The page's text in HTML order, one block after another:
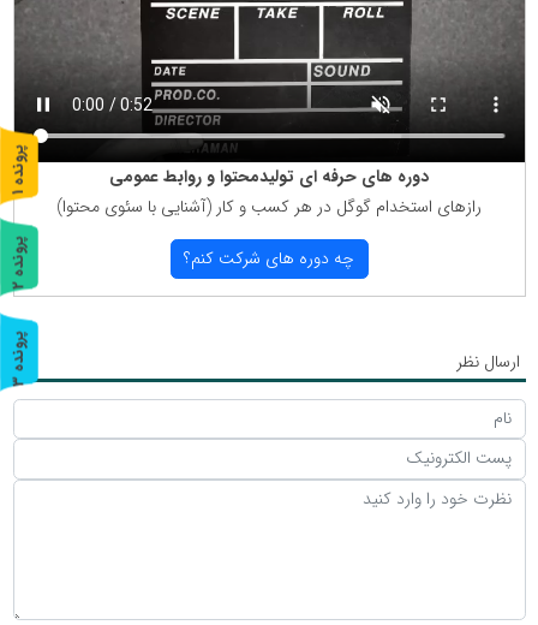
دوره های حرفه ای تولیدمحتوا و روابط عمومی
رازهای استخدام گوگل در هر كسب و كار (آشنایی با سئوی محتوا)
چه دوره های شركت كنم؟
ارسال نظر
پ
ر
و
ن
د
ه
1
پ
ر
و
ن
د
ه
2
پ
ر
و
ن
د
ه
3